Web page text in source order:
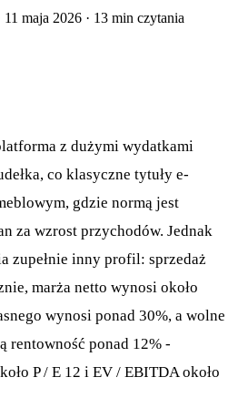
11 maja 2026 · 13 min czytania
z dużymi wydatkami
co klasyczne tytuły e-
gdzie normą jest
za wzrost przychodów. Jednak
zupełnie inny profil: sprzedaż
marża netto wynosi około
wynosi ponad 30%, a wolne
rentowność ponad 12% -
P / E 12 i EV / EBITDA około